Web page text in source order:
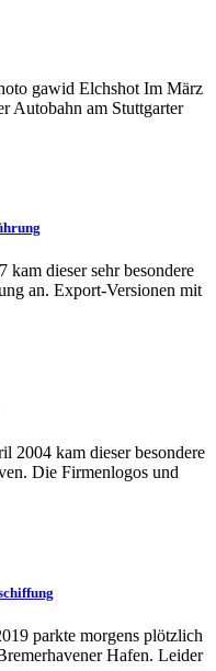
gawid Elchshot Im März
Autobahn am Stuttgarter
dieser sehr besondere
an. Export-Versionen mit
2004 kam dieser besondere
Die Firmenlogos und
parkte morgens plötzlich
Hafen. Leider